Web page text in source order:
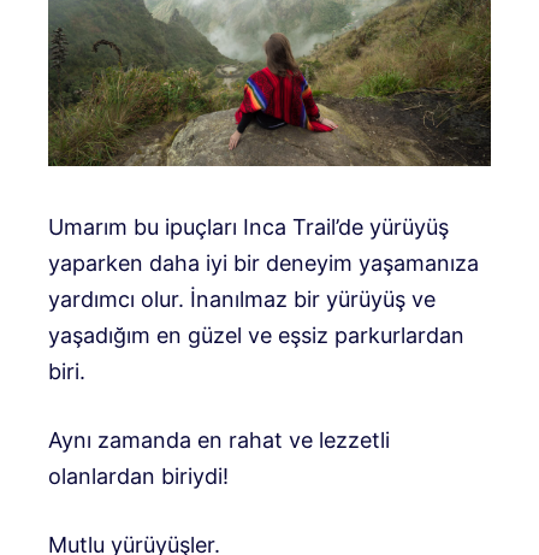
Umarım bu ipuçları Inca Trail’de yürüyüş
yaparken daha iyi bir deneyim yaşamanıza
yardımcı olur. İnanılmaz bir yürüyüş ve
yaşadığım en güzel ve eşsiz parkurlardan
biri.
Aynı zamanda en rahat ve lezzetli
olanlardan biriydi!
Mutlu yürüyüşler.